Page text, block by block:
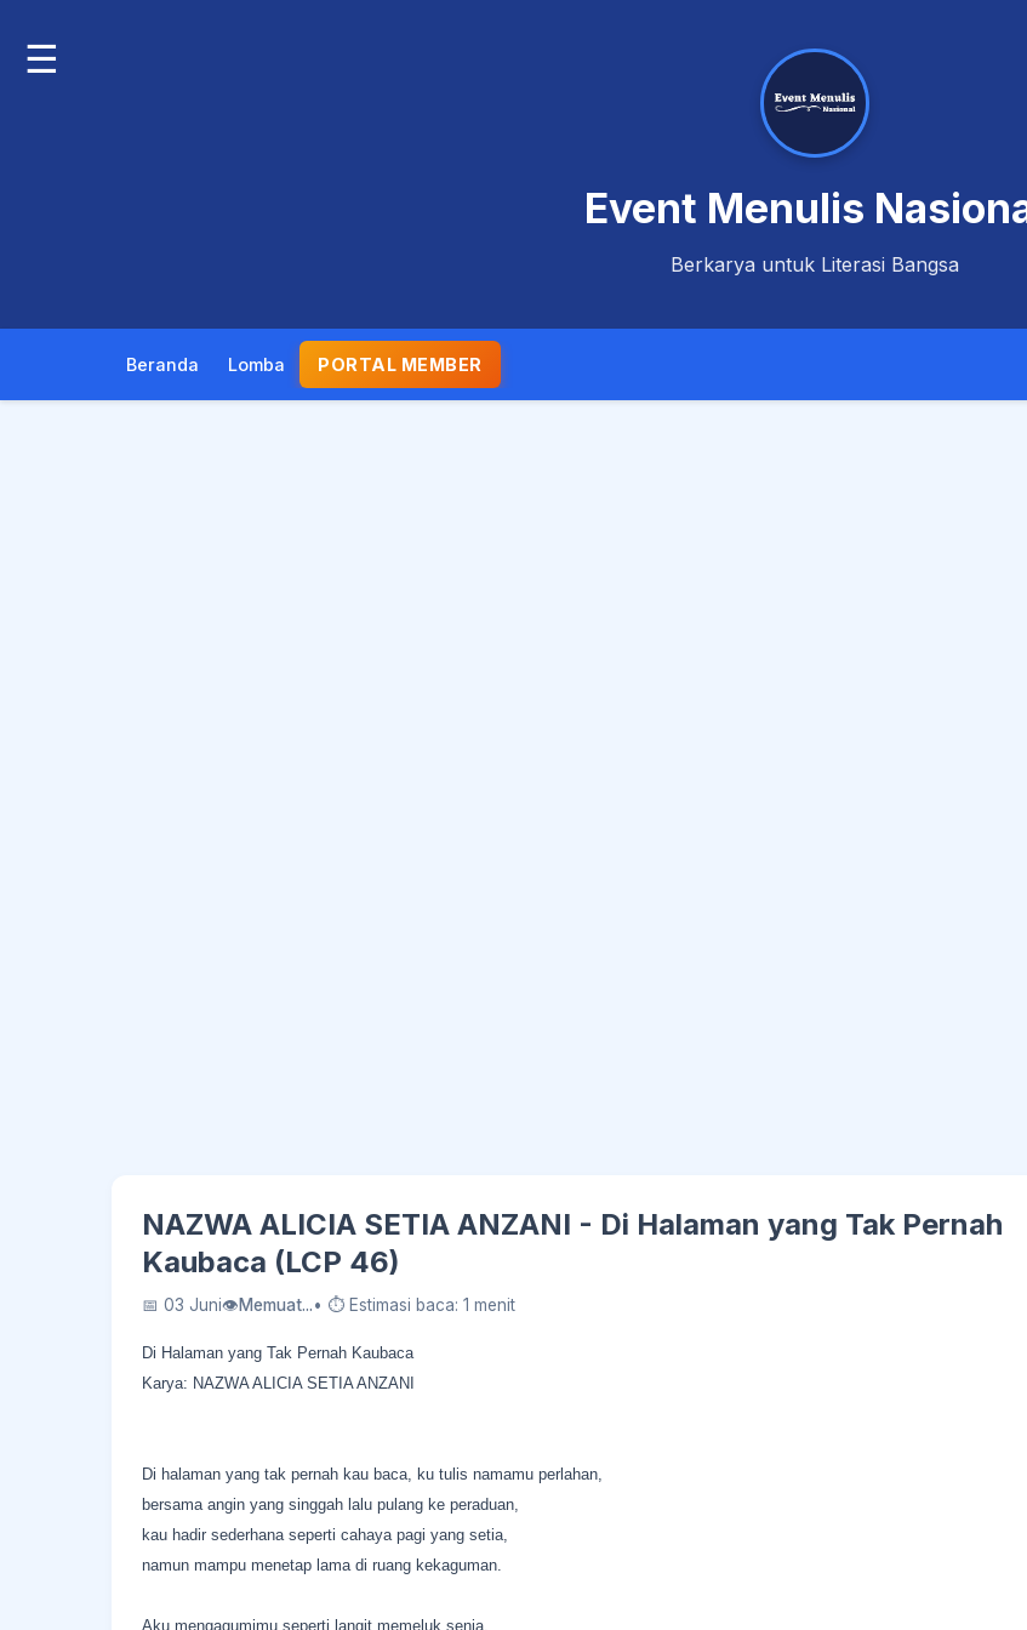
☰
Event Menulis
Berkarya untuk Literasi Bangsa
Beranda Lomba PORTAL MEMBER
NAZWA ALICIA SETIA ANZANI - Di Halaman yang Tak Pernah
Kaubaca (LCP 46)
📅 03 Juni👁Memuat...• ⏱ Estimasi baca: 1 menit
Di Halaman yang Tak Pernah Kaubaca
Karya: NAZWA ALICIA SETIA ANZANI
Di halaman yang tak pernah kau baca, ku tulis namamu perlahan,
bersama angin yang singgah lalu pulang ke peraduan,
kau hadir sederhana seperti cahaya pagi yang setia,
namun mampu menetap lama di ruang kekaguman.
Aku mengagumimu seperti langit memeluk senja,